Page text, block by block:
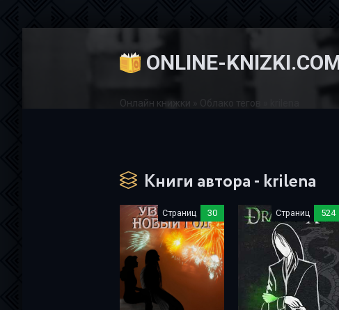
ONLINE-
Онлайн книжки Облако тегов
Книги автора - krilena
Страниц 30 Страниц 524